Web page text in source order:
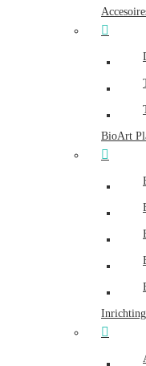
BioArt
Inrichting